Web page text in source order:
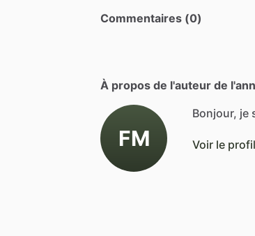
Commentaires (0)
À propos de l'auteur de
FM
Bonjour, je
Voir le profil